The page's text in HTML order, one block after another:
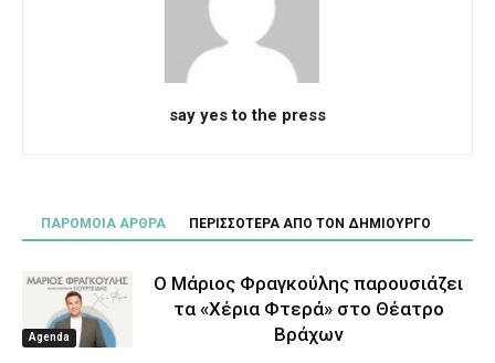
say yes to the press
ΠΑΡΟΜΟΙΑ ΑΡΘΡΑ ΠΕΡΙΣΣΟΤΕΡΑ ΑΠΟ ΤΟΝ ΔΗΜΙΟΥΡΓΟ
Agenda
Ο Μάριος Φραγκούλης παρουσιάζει
τα «Χέρια Φτερά» στο Θέατρο
Βράχων